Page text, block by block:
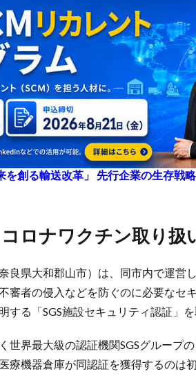
を創る輸送改革」 先行企業の生存戦
コロナワクチン取り扱
良県大和郡山市）は、同市内で運営
審者の侵入などを防ぐのに必要なセ
る「SGS施設セキュリティ認証」を
界最大級の認証機関SGSグループ
療機器倉庫が同認証を獲得するのは